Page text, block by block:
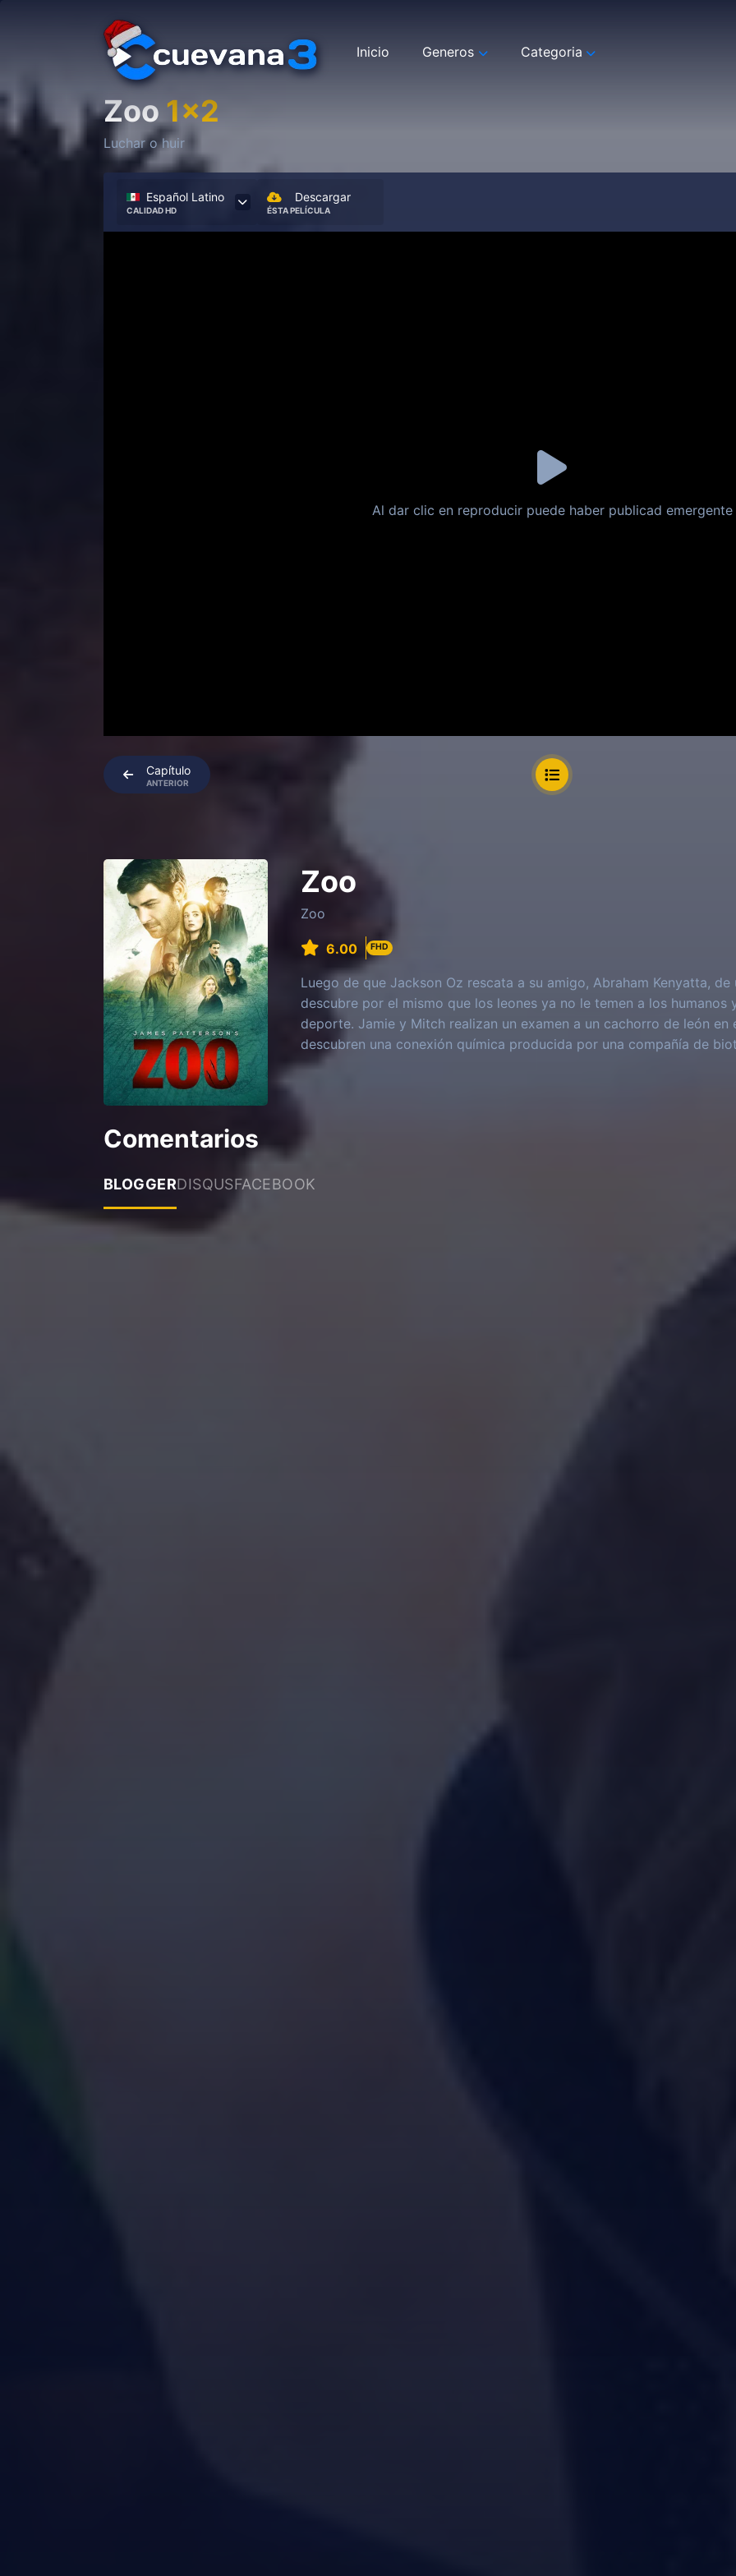
Inicio Generos Categoria
Zoo 1x2
Luchar o huir
Español Latino
CALIDAD HD
Descargar
ÉSTA PELÍCULA
Al dar clic en reproducir puede haber publicad emergente
Capítulo
ANTERIOR
Zoo
Zoo
6.00 FHD
Luego de que Jackson Oz rescata a su amigo, Abraham Kenyatta,
descubre por el mismo que los leones ya no le temen a los
deporte. Jamie y Mitch realizan un examen a un cachorro de león
descubren una conexión química producida por una compañía de
Paris, donde debe superar su propio trauma y enfocarse en su
Comentarios
BLOGGERDISQUSFACEBOOK